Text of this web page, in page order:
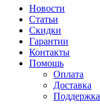
Новости
Статьи
Скидки
Гарантии
Контакты
Помощь
Оплата
Доставка
Поддержка